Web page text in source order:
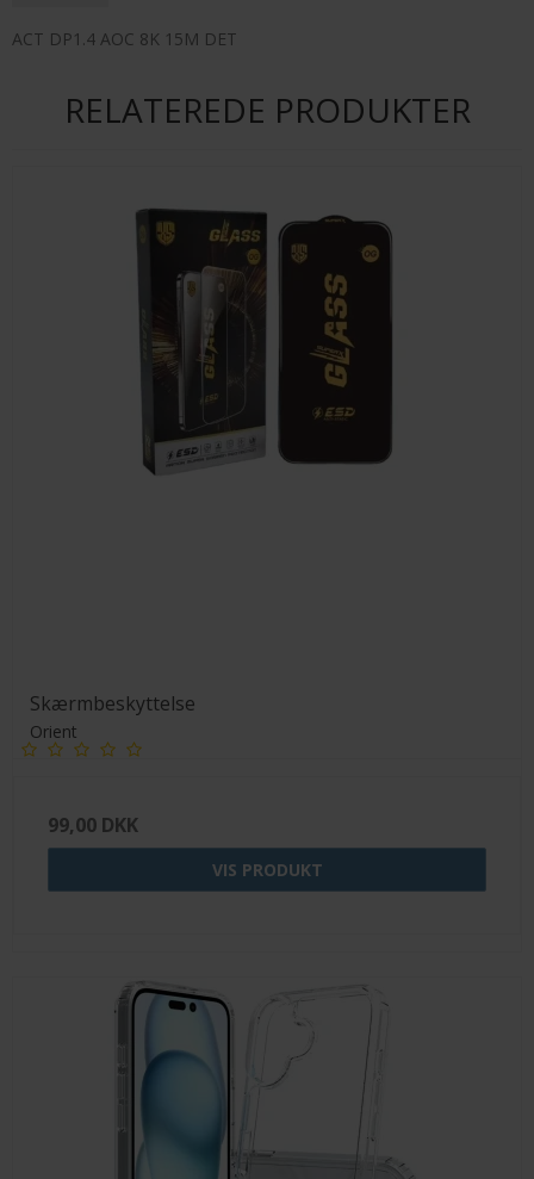
ACT DP1.4 AOC 8K 15M DET
RELATEREDE PRODUKTER
Skærmbeskyttelse
Orient
99,00 DKK
VIS PRODUKT